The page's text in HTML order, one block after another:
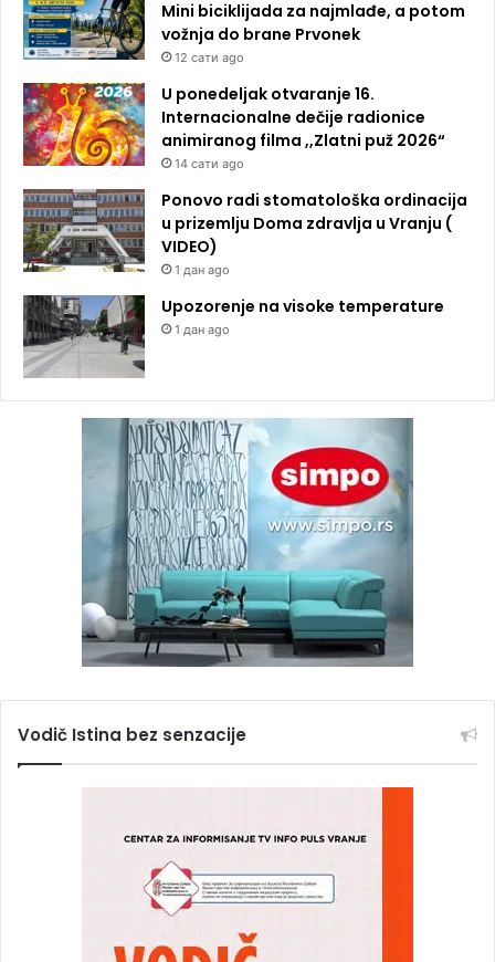
Mini biciklijada za najmlađe, a potom
vožnja do brane Prvonek
12 сати ago
U ponedeljak otvaranje 16.
Internacionalne dečije radionice
animiranog filma ,,Zlatni puž 2026“
14 сати ago
Ponovo radi stomatološka ordinacija
u prizemlju Doma zdravlja u Vranju (
VIDEO)
1 дан ago
Upozorenje na visoke temperature
1 дан ago
Vodič Istina bez senzacije